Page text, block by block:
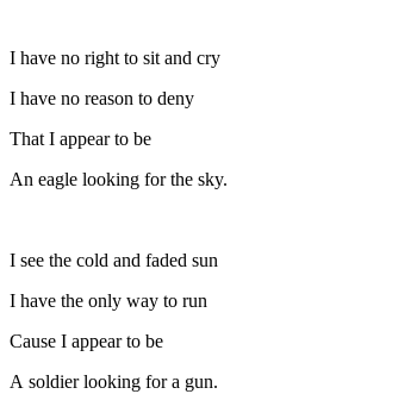
I have no right to sit and cry
I have no reason to deny
That I appear to be
An eagle looking for the sky.
I see the cold and faded sun
I have the only way to run
Cause I appear to be
A soldier looking for a gun.